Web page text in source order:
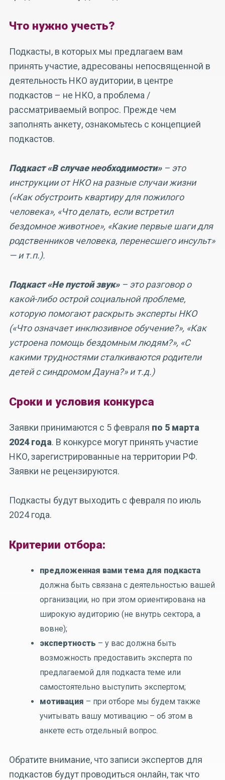
Что нужно учесть?
Подкасты, в которых мы предлагаем вам
принять участие, адресованы непосвященной в
деятельность НКО аудитории, в центре
подкастов – не НКО, а проблема /
рассматриваемый вопрос. Прежде чем
заполнять анкету, ознакомьтесь с концепцией
подкастов.
Подкаст «В случае необходимости» – это
инструкции от НКО на разные случаи жизни
(«Как обустроить квартиру для пожилого
человека», «Что делать, если встретил
бездомное животное», «Какие первые шаги для
родственников человека, перенесшего инсульт»
— и т.п.).
Подкаст «Не пустой звук»– это разговор о
какой-либо острой социальной проблеме,
которую помогают раскрыть эксперты НКО
(«Что означает инклюзивное обучение?», «Как
устроена помощь бездомным людям?», «С
какими трудностями сталкиваются родители
детей с синдромом Дауна?» и т.д.)
Сроки и условия конкурса
Заявки принимаются с 5 февраля по 5 марта
2024 года. В конкурсе могут принять участие
НКО, зарегистрированные на территории РФ.
Заявки не рецензируются.
Подкасты будут выходить с февраля по июль
2024 года.
Критерии отбора:
предложенная вами тема для подкаста
должна быть связана с деятельностью вашей
организации, но при этом ориентирована на
широкую аудиторию (не внутрь сектора, а
вовне);
экспертность – у вас должна быть
возможность предоставить эксперта по
предлагаемой для подкаста теме или
самостоятельно выступить экспертом;
мотивация – при отборе мы будем также
учитывать вашу мотивацию – об этом в
анкете есть отдельный вопрос.
Обратите внимание, что записи экспертов для
подкастов будут проводиться онлайн, так что